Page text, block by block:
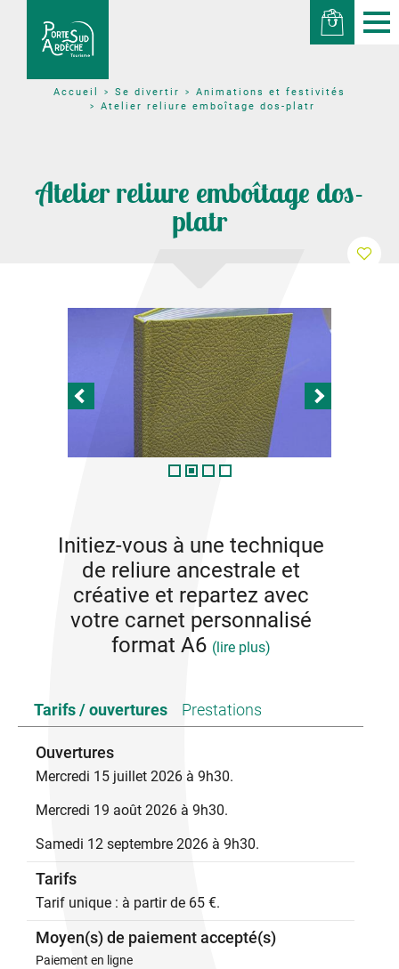
Accueil Se divertir
Animations et festivités
Atelier reliure emboîtage dos-platr
Atelier reliure emboîtage dos-
platr
Initiez-vous à une technique
de reliure ancestrale et
créative et repartez avec
votre carnet personnalisé
format A6 (lire plus)
papiers aux motifs et couleurs variées pour
composer un carnet personnalisé avec la technique
de la reliure emboîtée. Simple et élégante, c'est la
reliure que l'on croise le plus couramment. Elle
incarne l'équilibre parfait entre esthétique et
Barrès.
Réservation à partir de 2 et jusqu’à 4 personnes.
Tarifs / ouvertures Prestations
Ouvertures
Mercredi 15 juillet 2026 à 9h30.
Mercredi 19 août 2026 à 9h30.
Samedi 12 septembre 2026 à 9h30.
Tarifs
Tarif unique : à partir de 65 €.
Moyen(s) de paiement accepté(s)
Paiement en ligne